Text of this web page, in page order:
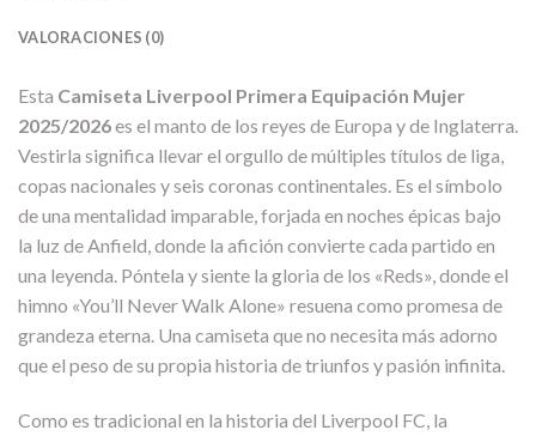
VALORACIONES (0)
Esta Camiseta Liverpool Primera Equipación Mujer
2025/2026es el manto de los reyes de Europa y de Inglaterra.
Vestirla significa llevar el orgullo de múltiples títulos de liga,
copas nacionales y seis coronas continentales. Es el símbolo
de una mentalidad imparable, forjada en noches épicas bajo
la luz de Anfield, donde la afición convierte cada partido en
una leyenda. Póntela y siente la gloria de los «Reds», donde el
himno «You’ll Never Walk Alone» resuena como promesa de
grandeza eterna. Una camiseta que no necesita más adorno
que el peso de su propia historia de triunfos y pasión infinita.
Como es tradicional en la historia del Liverpool FC, la